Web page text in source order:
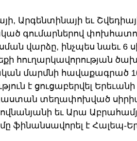
Արգենտինայի եւ
գումարներով
վարձը, ինչպես նաեւ 6
հուղարկավորության
մարմնի հավաքագրած 10
է ցուցաբերվել
տեղափոխված
եւ Արա
ֆինանսավորել է Հալեպ-